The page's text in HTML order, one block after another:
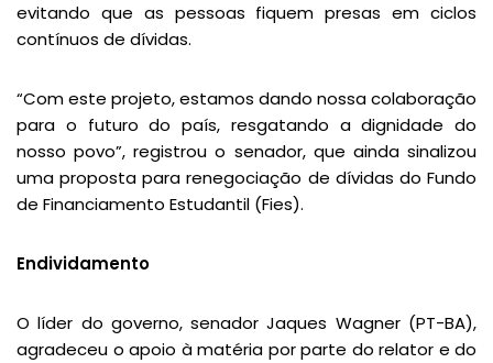
evitando que as pessoas fiquem presas em ciclos
contínuos de dívidas.
“Com este projeto, estamos dando nossa colaboração
para o futuro do país, resgatando a dignidade do
nosso povo”, registrou o senador, que ainda sinalizou
uma proposta para renegociação de dívidas do Fundo
de Financiamento Estudantil (Fies).
Endividamento
O líder do governo, senador Jaques Wagner (PT-BA),
agradeceu o apoio à matéria por parte do relator e do